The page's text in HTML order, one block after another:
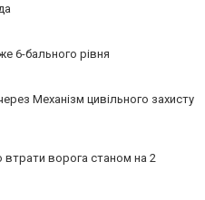
6-бального рівня
Механізм цивільного захисту
ворога станом на 2